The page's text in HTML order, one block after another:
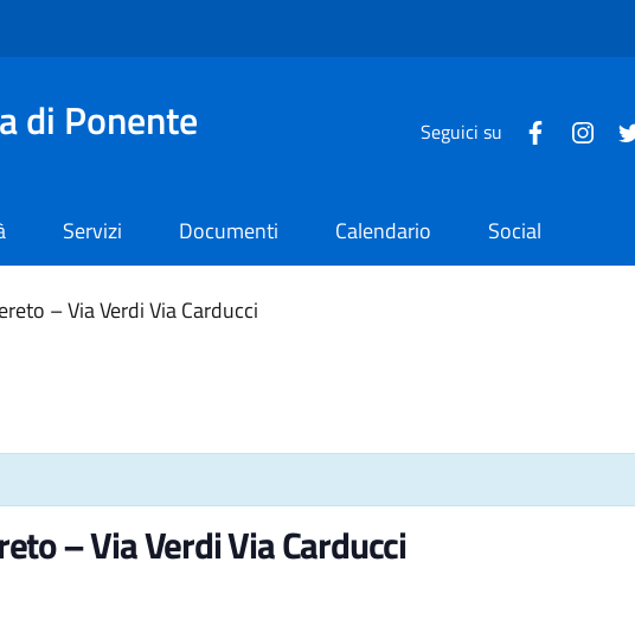
di Ponente Seguici su
Servizi Documenti Calendario Social
– Via Verdi Via Carducci
– Via Verdi Via Carducci